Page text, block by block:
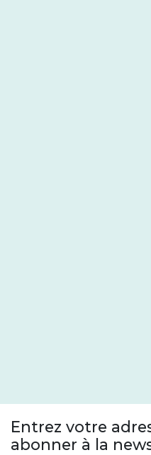
Entrez votre
abonner à la